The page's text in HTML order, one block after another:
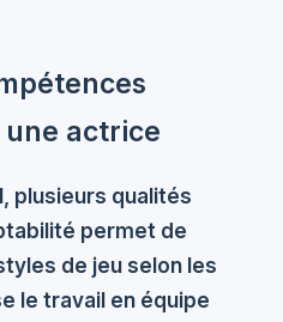
actrice
plusieurs qualités
permet de
de jeu selon les
le travail en équipe